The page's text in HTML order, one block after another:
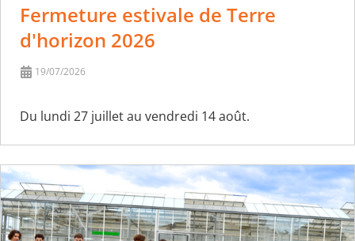
Fermeture estivale de Terre
d'horizon 2026
19/07/2026
Du lundi 27 juillet au vendredi 14 août.